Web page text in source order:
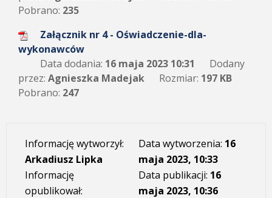
Pobrano: 235
Załącznik nr 4 - Oświadczenie-dla-
wykonawców
Data dodania: 16 maja 2023 10:31
Dodany
przez: Agnieszka Madejak Rozmiar: 197 KB
Pobrano: 247
Informację wytworzył:
Arkadiusz Lipka
Informację
opublikował:
Data wytworzenia: 16
maja 2023, 10:33
Data publikacji: 16
maja 2023, 10:36